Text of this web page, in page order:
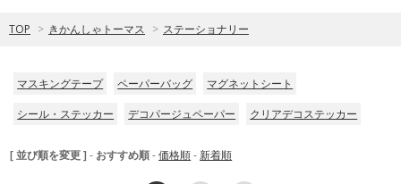
TOP > きかんしゃトーマス > ステーショナリー
マスキングテープ ペーパーバッグ
マグネットシート
シール・ステッカー
デコパージュペーパー クリアデコステッカー
[ 並び順を変更 ] - おすすめ順-価格順-新着順